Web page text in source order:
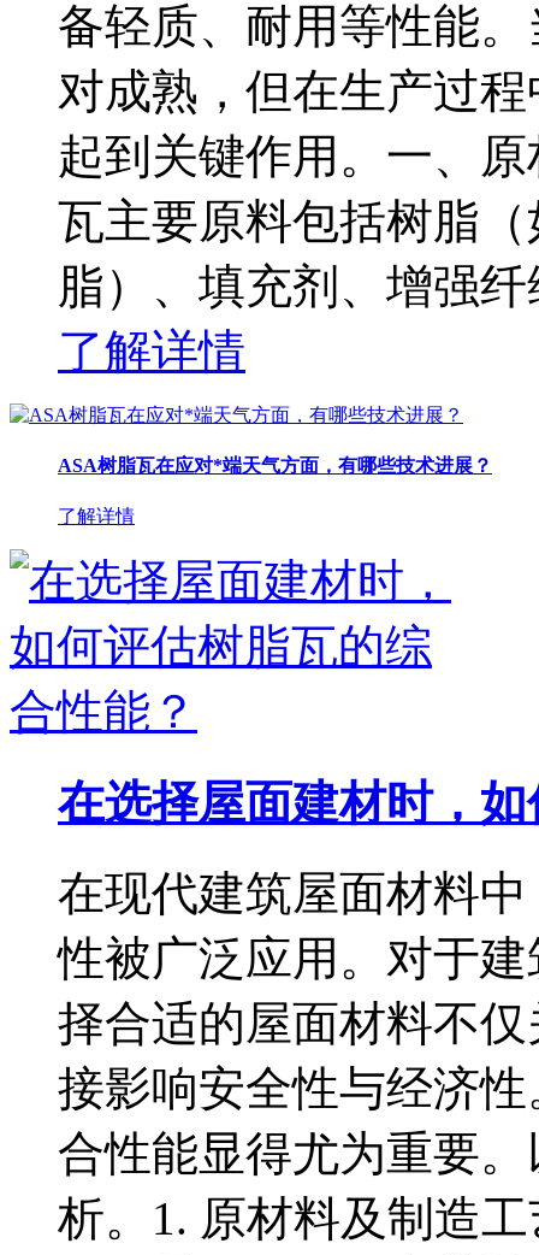
备轻质、耐用等性能
对成熟，但在生产过
起到关键作用。一、
瓦主要原料包括树脂
脂）、填充剂、增强
了解详情
ASA树脂瓦在应对*端天气方面，有哪些技术进展？
了解详情
在选择屋面建材时，
在现代建筑屋面材料
性被广泛应用。对于
择合适的屋面材料不
接影响安全性与经济
合性能显得尤为重要
析。1. 原材料及制造